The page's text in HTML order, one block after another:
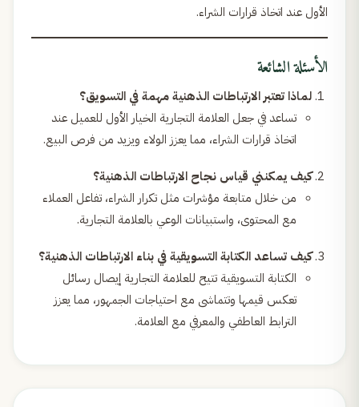
الأول عند اتخاذ قرارات الشراء.
الأسئلة الشائعة
لماذا تعتبر الارتباطات الذهنية مهمة في التسويق؟
تساعد في جعل العلامة التجارية الخيار الأول للعميل عند
اتخاذ قرارات الشراء، مما يعزز الولاء ويزيد من فرص البيع.
كيف يمكنني قياس نجاح الارتباطات الذهنية؟
من خلال متابعة مؤشرات مثل تكرار الشراء، تفاعل العملاء
مع المحتوى، واستبيانات الوعي بالعلامة التجارية.
كيف تساعد الكتابة التسويقية في بناء الارتباطات الذهنية؟
الكتابة التسويقية تتيح للعلامة التجارية إيصال رسائل
تعكس قيمها وتتماشى مع احتياجات الجمهور، مما يعزز
الترابط العاطفي والمعرفي مع العلامة.